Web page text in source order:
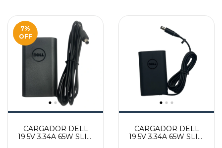
7%
OFF
CARGADOR DELL
19.5V 3.34A 65W SLIM
CARGADOR DELL
19.5V 3.34A 65W SLIM